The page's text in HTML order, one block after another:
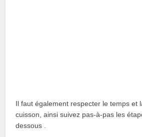
Il faut également respecter le temps et
cuisson, ainsi suivez pas-à-pas les
dessous .